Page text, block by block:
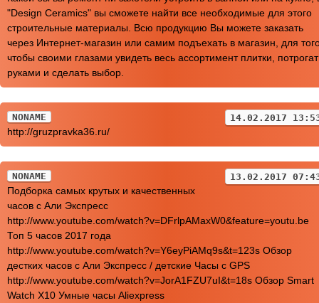
"Design Ceramics" вы сможете найти все необходимые для этого
строительные материалы. Всю продукцию Вы можете заказать
через Интернет-магазин или самим подъехать в магазин, для
чтобы своими глазами увидеть весь ассортимент плитки,
руками и сделать выбор.
NONAME 14.02.2017
http://gruzpravka36.ru/
NONAME 13.02.2017
Подборка самых крутых и качественных
часов с Али Экспресс
http://www.youtube.com/watch?v=DFrlpAMaxW0&feature=youtu.be
Топ 5 часов 2017 года
http://www.youtube.com/watch?v=Y6eyPiAMq9s&t=123s Обзор
дестких часов с Али Экспресс / детские Часы с GPS
http://www.youtube.com/watch?v=JorA1FZU7uI&t=18s Обзор Smart
Watch X10 Умные часы Aliexpress